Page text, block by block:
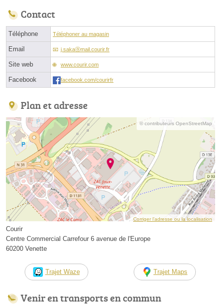
Contact
Téléphone Téléphoner au magasin
Email j.sakaⓐmail.courir.fr
Site web www.courir.com
Facebook facebook.com/courirfr
Plan et adresse
© contributeurs OpenStreetMap
Corriger l’adresse ou la localisation
Courir
Centre Commercial Carrefour 6 avenue de l'Europe
60200 Venette
Trajet Waze Trajet Maps
Venir en transports en commun